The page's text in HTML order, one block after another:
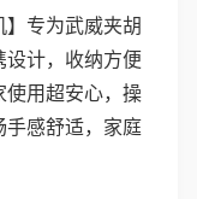
】专为武威夹胡
设计，收纳方便
使用超安心，操
手感舒适，家庭